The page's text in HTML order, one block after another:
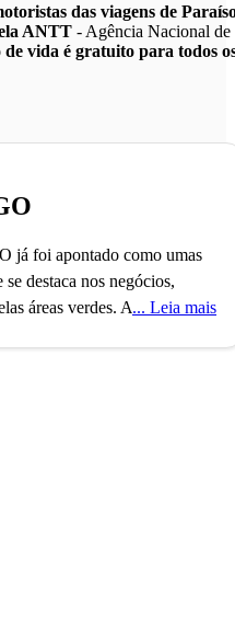
das viagens de
ANTT - Agência Nacional de
de vida é gratuito para todos
já foi apontado como umas
destaca nos negócios,
áreas verdes. A cidade de
Produto Interno Bruto de
polo industrial e
é responsável por
de Anápolis (FAMA) e
bastante procurada. Além
Leia mais